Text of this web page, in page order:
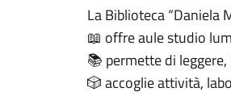
La Biblioteca “Daniela
📖 offre aule studio
📚 permette di
🎲 accoglie attività,